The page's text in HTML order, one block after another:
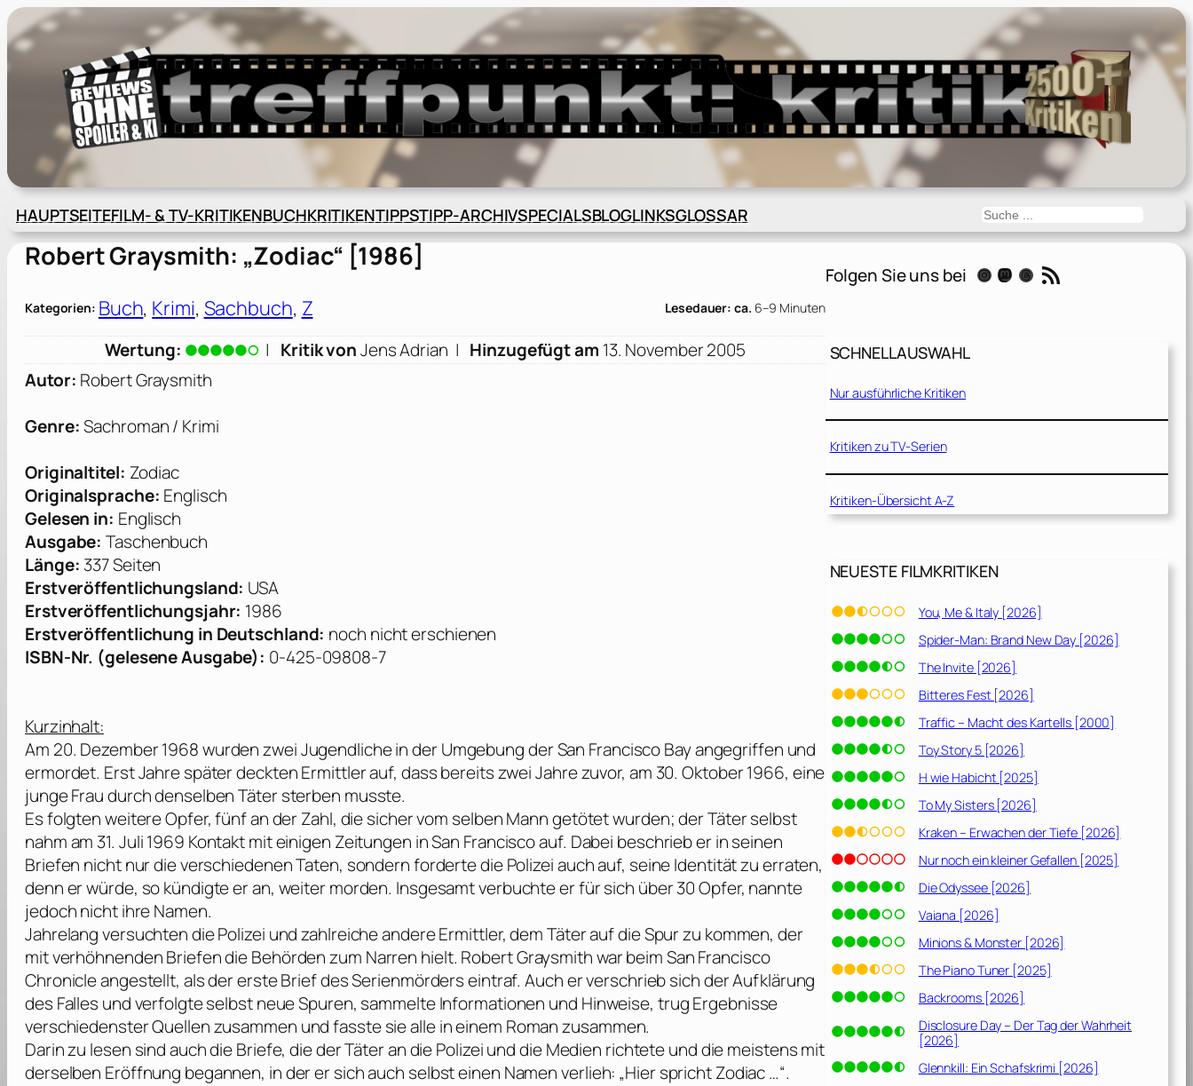
Zum
Inhalt
springen
HAUPTSEITEFILM- & TV-KRITIKENBUCHKRITIKENTIPPSTIPP-ARCHIVSPECIALSBLOGLINKSGLOSSAR Suchen
Robert Graysmith: „Zodiac“ [1986]
Kategorien: Buch, Krimi, Sachbuch, Z Lesedauer: ca. 6–9 Minuten
Wertung: | Kritik vonJens Adrian | Hinzugefügt am 13. November 2005
Autor: Robert Graysmith
Genre:Sachroman / Krimi
Originaltitel: Zodiac
Originalsprache: Englisch
Gelesen in: Englisch
Ausgabe: Taschenbuch
Länge: 337 Seiten
Erstveröffentlichungsland: USA
Erstveröffentlichungsjahr: 1986
Erstveröffentlichung in Deutschland: noch nicht erschienen
ISBN-Nr. (gelesene Ausgabe): 0-425-09808-7
Kurzinhalt:
Am 20. Dezember 1968 wurden zwei Jugendliche in der Umgebung der San Francisco Bay angegriffen und
ermordet. Erst Jahre später deckten Ermittler auf, dass bereits zwei Jahre zuvor, am 30. Oktober 1966, eine
junge Frau durch denselben Täter sterben musste.
Es folgten weitere Opfer, fünf an der Zahl, die sicher vom selben Mann getötet wurden; der Täter selbst
nahm am 31. Juli 1969 Kontakt mit einigen Zeitungen in San Francisco auf. Dabei beschrieb er in seinen
Briefen nicht nur die verschiedenen Taten, sondern forderte die Polizei auch auf, seine Identität zu erraten,
denn er würde, so kündigte er an, weiter morden. Insgesamt verbuchte er für sich über 30 Opfer, nannte
jedoch nicht ihre Namen.
Jahrelang versuchten die Polizei und zahlreiche andere Ermittler, dem Täter auf die Spur zu kommen, der
mit verhöhnenden Briefen die Behörden zum Narren hielt. Robert Graysmithwar beimSan Francisco
Chronicleangestellt, als der erste Brief des Serienmörders eintraf. Auch er verschrieb sich der Aufklärung
des Falles und verfolgte selbst neue Spuren, sammelte Informationen und Hinweise, trug Ergebnisse
verschiedenster Quellen zusammen und fasste sie alle in einem Roman zusammen.
Darin zu lesen sind auch die Briefe, die der Täter an die Polizei und die Medien richtete und die meistens mit
derselben Eröffnung begannen, in der er sich auch selbst einen Namen verlieh: „Hier spricht Zodiac …“.
Folgen Sie uns bei Instagram Mastodon Threads RSS-Feed
SCHNELLAUSWAHL
Nur ausführliche Kritiken
Kritiken zu TV-Serien
Kritiken-Übersicht A-Z
NEUESTE FILMKRITIKEN
You, Me & Italy [2026]
Spider-Man: Brand New Day [2026]
The Invite [2026]
Bitteres Fest [2026]
Traffic – Macht des Kartells [2000]
Toy Story 5 [2026]
H wie Habicht [2025]
To My Sisters [2026]
Kraken – Erwachen der Tiefe [2026]
Nur noch ein kleiner Gefallen [2025]
Die Odyssee [2026]
Vaiana [2026]
Minions & Monster [2026]
The Piano Tuner [2025]
Backrooms [2026]
Disclosure Day – Der Tag der Wahrheit
[2026]
Glennkill: Ein Schafskrimi [2026]